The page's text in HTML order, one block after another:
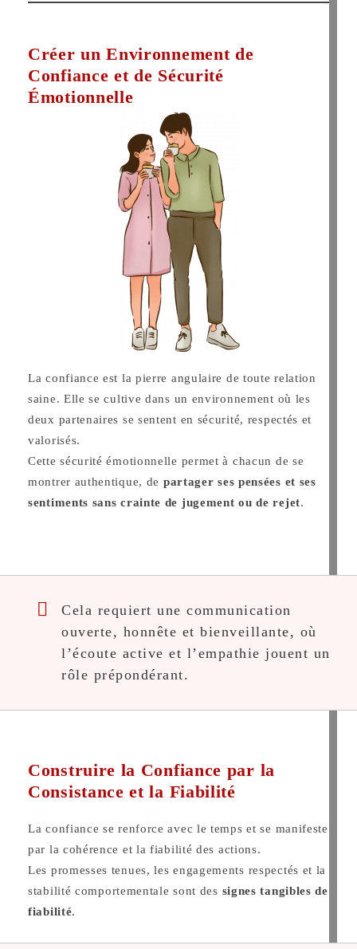
Créer un Environnement de
Confiance et de Sécurité
Émotionnelle
La confiance est la pierre angulaire de toute relation
saine. Elle se cultive dans un environnement où les
deux partenaires se sentent en sécurité, respectés et
valorisés.
Cette sécurité émotionnelle permet à chacun de se
montrer authentique, de partager ses pensées et ses
sentiments sans crainte de jugement ou de rejet.
Cela requiert une communication
ouverte, honnête et bienveillante, où
l’écoute active et l’empathie jouent un
rôle prépondérant.
Construire la Confiance par la
Consistance et la Fiabilité
La confiance se renforce avec le temps et se manifeste
par la cohérence et la fiabilité des actions.
Les promesses tenues, les engagements respectés et la
stabilité comportementale sont des signes tangibles de
fiabilité.